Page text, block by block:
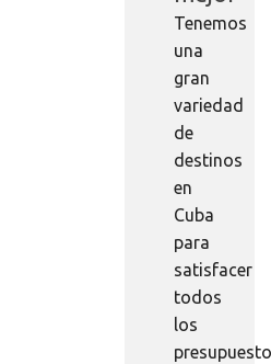
Tenemos
una
gran
variedad
de
destinos
en
Cuba
para
satisfacer
todos
los